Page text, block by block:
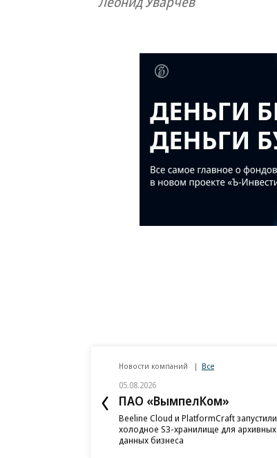
Новости компаний Все
05.08.2026
ПАО «ВымпелКом»
Beeline Cloud и PlatformCraft запустили
холодное S3-хранилище для архивных
данных бизнеса